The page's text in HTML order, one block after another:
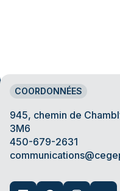
COORDONNÉES
945, chemin de
3M6
450-679-2631